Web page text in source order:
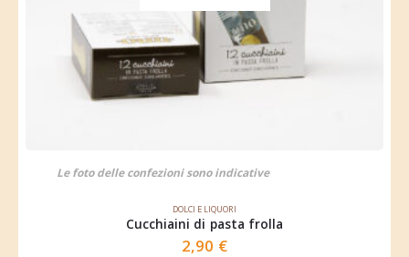
Le foto delle confezioni sono indicative
DOLCI E LIQUORI
Cucchiaini di pasta frolla
2,90 €